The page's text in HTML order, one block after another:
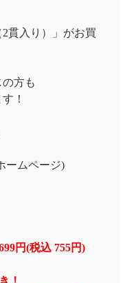
貫入り）」がお買
方も
！
ームページ)
円(税込 755円)